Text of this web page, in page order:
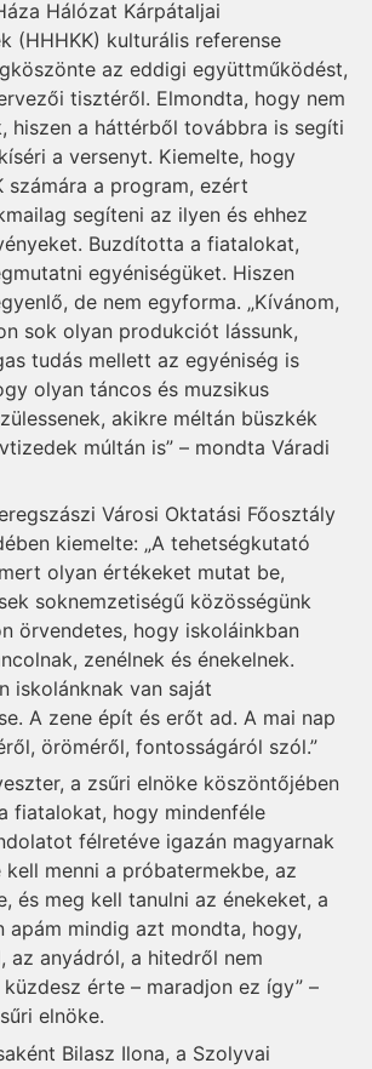
Hálózat Kárpátaljai
(HHHKK) kulturális referense
az eddigi együttműködést,
tisztéről. Elmondta, hogy nem
hiszen a háttérből továbbra is segíti
a versenyt. Kiemelte, hogy
számára a program, ezért
segíteni az ilyen és ehhez
Buzdította a fiatalokat,
egyéniségüket. Hiszen
de nem egyforma. „Kívánom,
sok olyan produkciót lássunk,
tudás mellett az egyéniség is
olyan táncos és muzsikus
akikre méltán büszkék
múltán is” – mondta Váradi
Városi Oktatási Főosztály
kiemelte: „A tehetségkutató
olyan értékeket mutat be,
soknemzetiségű közösségünk
örvendetes, hogy iskoláinkban
zenélnek és énekelnek.
iskolánknak van saját
A zene épít és erőt ad. A mai nap
öröméről, fontosságáról szól.”
a zsűri elnöke köszöntőjében
fiatalokat, hogy mindenféle
félretéve igazán magyarnak
menni a próbatermekbe, az
és meg kell tanulni az énekeket, a
apám mindig azt mondta, hogy,
az anyádról, a hitedről nem
érte – maradjon ez így” –
elnöke.
Bilasz Ilona, a Szolyvai